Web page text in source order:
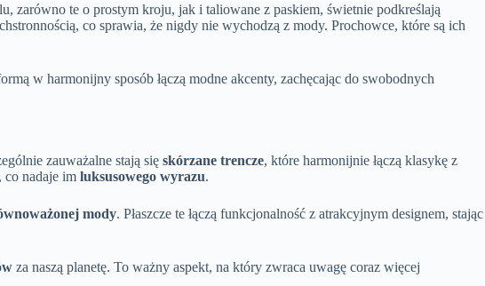
zarówno te o prostym kroju, jak i taliowane z paskiem, świetnie podkreślają
co sprawia, że nigdy nie wychodzą z mody. Prochowce, które są ich
w harmonijny sposób łączą modne akcenty, zachęcając do swobodnych
zauważalne stają się skórzane trencze, które harmonijnie łączą klasykę z
co nadaje im luksusowego wyrazu.
mody. Płaszcze te łączą funkcjonalność z atrakcyjnym designem, stając
za naszą planetę. To ważny aspekt, na który zwraca uwagę coraz więcej